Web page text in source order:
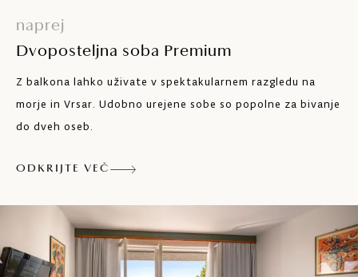
Mini bar
Sef
Balkon
naprej
Dvoposteljna soba Premium
Z balkona lahko uživate v spektakularnem razgledu na
morje in Vrsar. Udobno urejene sobe so popolne za bivanje
do dveh oseb.
ODKRIJTE VEČ